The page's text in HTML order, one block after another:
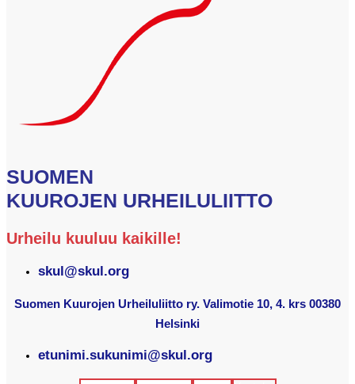
SUOMEN
KUUROJEN URHEILULIITTO
Urheilu kuuluu kaikille!
skul@skul.org
Suomen Kuurojen Urheiluliitto ry. Valimotie 10, 4. krs 00380
Helsinki
etunimi.sukunimi@skul.org